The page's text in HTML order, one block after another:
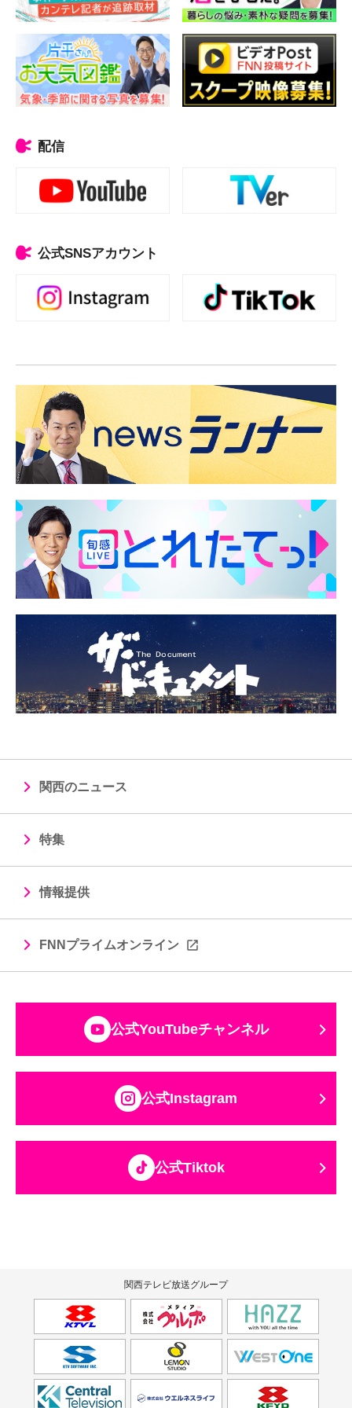
配信
公式SNSアカウント
関西のニュース
特集
情報提供
FNNプライムオンライン
公式YouTubeチャンネル
公式Instagram
公式Tiktok
関西テレビ放送グループ